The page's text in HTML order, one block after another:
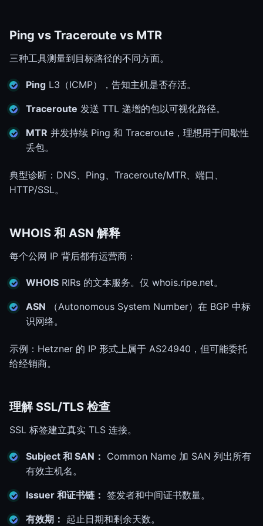
Ping vs Traceroute vs MTR
三种工具测量到目标路径的不同方面。
Ping L3（ICMP），告知主机是否存活。
Traceroute 发送 TTL 递增的包以可视化路径。
MTR 并发持续 Ping 和 Traceroute，理想用于间歇性
丢包。
典型诊断：DNS、Ping、Traceroute/MTR、端口、
HTTP/SSL。
WHOIS 和 ASN 解释
每个公网 IP 背后都有运营商：
WHOIS RIRs 的文本服务。仅 whois.ripe.net。
ASN （Autonomous System Number）在 BGP 中标
识网络。
示例：Hetzner 的 IP 形式上属于 AS24940，但可能委托
给经销商。
理解 SSL/TLS 检查
SSL 标签建立真实 TLS 连接。
Subject 和 SAN： Common Name 加 SAN 列出所有
有效主机名。
Issuer 和证书链： 签发者和中间证书数量。
有效期： 起止日期和剩余天数。